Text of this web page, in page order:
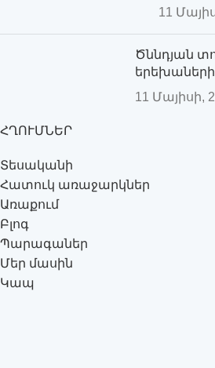
11
Ծննդյան
11 Մայիսի,
ՀՂՈՒՄՆԵՐ
Տեսականի
Հատուկ առաջարկներ
Առաքում
Բլոգ
Պարագաներ
Մեր մասին
Կապ